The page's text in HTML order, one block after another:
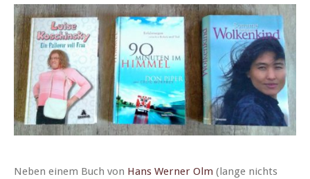
Neben einem Buch von Hans Wern­er Olm (lange nichts